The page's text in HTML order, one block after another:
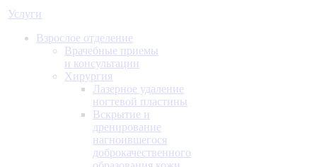
Услуги
Взрослое отделение
Врачебные приемы
и консультации
Хирургия
Лазерное удаление
ногтевой пластины
Вскрытие и
дренирование
нагноившегося
доброкачественного